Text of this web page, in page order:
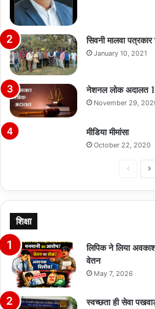
सिवनी मालवा
January 10, 2021
नेशनल लोक अदालत
November 29,
मीडिया मीमांसा
October 22, 2020
Previous
शिक्षा
लिपिक ने लिया
वेतन
May 7, 2026
स्वच्छता ही सेवा